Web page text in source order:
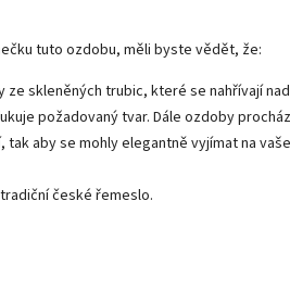
tuto ozdobu, měli byste vědět, že:
ze skleněných trubic, které se nahřívají
požadovaný tvar. Dále ozdoby
tak aby se mohly elegantně vyjímat na
české řemeslo.